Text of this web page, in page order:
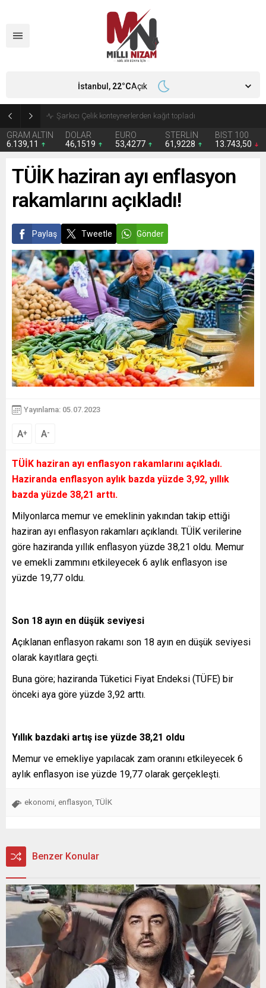
İran 2 ülkeyi birden vurdu
GRAM ALTIN
6.139,11
DOLAR
46,1519
EURO
53,4277
STERLİN
61,9228
BIST 100
13.743,50
İstanbul, 22°CAçık
TÜİK haziran ayı enflasyon
rakamlarını açıkladı!
Paylaş Tweetle Gönder
Yayınlama: 05.07.2023
A+ A-
TÜİK haziran ayı enflasyon rakamlarını açıkladı.
Haziranda enflasyon aylık bazda yüzde 3,92, yıllık
bazda yüzde 38,21 arttı.
Milyonlarca memur ve emeklinin yakından takip ettiği
haziran ayı enflasyon rakamları açıklandı. TÜİK verilerine
göre haziranda yıllık enflasyon yüzde 38,21 oldu. Memur
ve emekli zammını etkileyecek 6 aylık enflasyon ise
yüzde 19,77 oldu.
Son 18 ayın en düşük seviyesi
Açıklanan enflasyon rakamı son 18 ayın en düşük seviyesi
olarak kayıtlara geçti.
Buna göre; haziranda Tüketici Fiyat Endeksi (TÜFE) bir
önceki aya göre yüzde 3,92 arttı.
Yıllık bazdaki artış ise yüzde 38,21 oldu
Memur ve emekliye yapılacak zam oranını etkileyecek 6
aylık enflasyon ise yüzde 19,77 olarak gerçekleşti.
ekonomi enflasyon TÜİK
Benzer Konular